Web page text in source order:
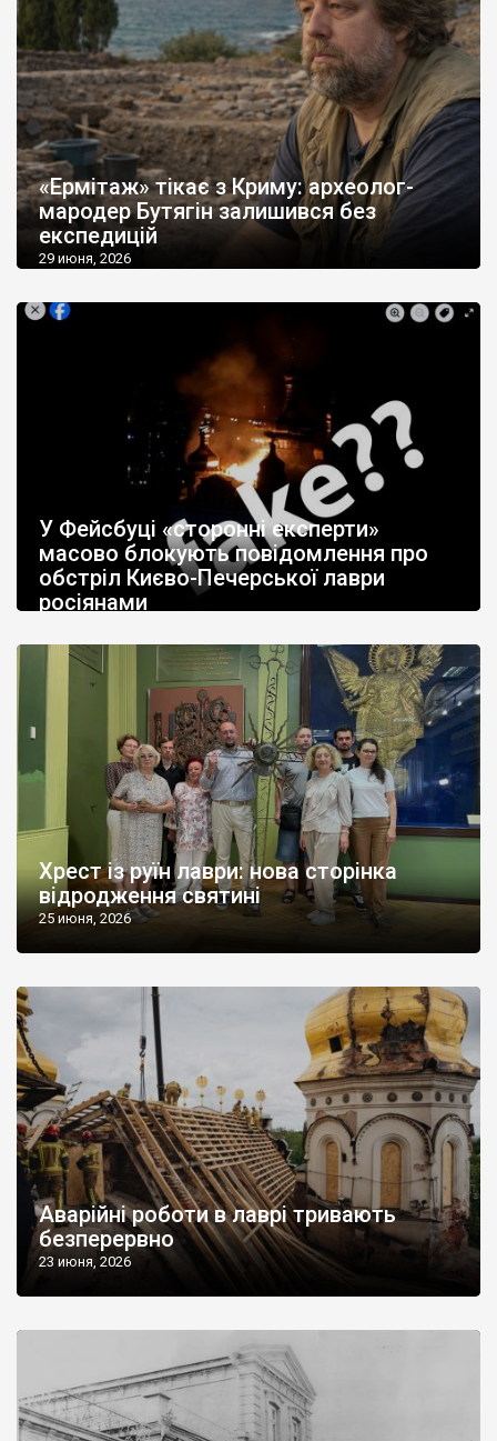
«Ермітаж» тікає з Криму: археолог-
мародер Бутягін залишився без
експедицій
29 июня, 2026
У Фейсбуці «сторонні експерти»
масово блокують повідомлення про
обстріл Києво-Печерської лаври
росіянами
Хрест із руїн лаври: нова сторінка
відродження святині
25 июня, 2026
Аварійні роботи в лаврі тривають
безперервно
23 июня, 2026